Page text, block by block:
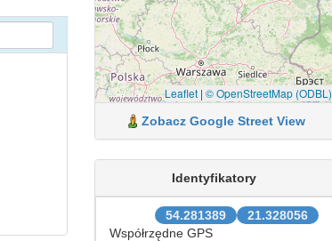
Leaflet| © OpenStreetMap (ODBL)
Zobacz Google Street View
Identyfikatory
21.328056
54.281389
Współrzędne GPS